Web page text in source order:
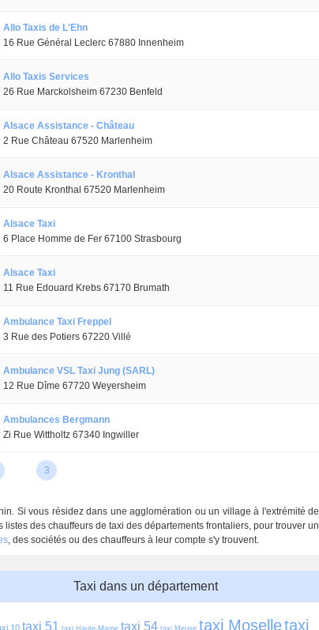
Allo Taxis de L'Ehn
16 Rue Général Leclerc 67880 Innenheim
Allo Taxis Services
26 Rue Marckolsheim 67230 Benfeld
Alsace Assistance - Château
2 Rue Château 67520 Marlenheim
Alsace Assistance - Kronthal
20 Route Kronthal 67520 Marlenheim
Alsace Taxi
6 Place Homme de Fer 67100 Strasbourg
Alsace Taxi
11 Rue Edouard Krebs 67170 Brumath
Ambulance Taxi Freppel
3 Rue des Potiers 67220 Villé
Ambulance VSL Taxi Jung (SARL)
12 Rue Dîme 67720 Weyersheim
Ambulances Bergmann
Zi Rue Wittholtz 67340 Ingwiller
3
Si vous résidez dans une agglomération ou un village à l'extrémité de
des chauffeurs de taxi des départements frontaliers, pour trouver un
, des sociétés ou des chauffeurs à leur compte s'y trouvent.
Taxi dans un département
10 taxi 51 taxi Haute-Marne taxi 54 taxi Meuse taxi Moselletaxi